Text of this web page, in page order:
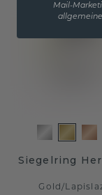
Siegelring
Gold/
Mail-